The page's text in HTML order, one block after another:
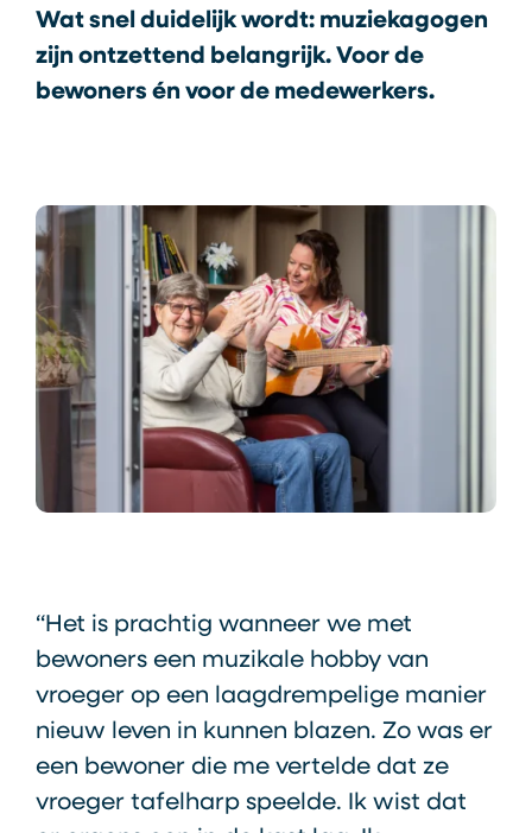
Wat snel duidelijk wordt: muziekagogen
zijn ontzettend belangrijk. Voor de
bewoners én voor de medewerkers.
“Het is prachtig wanneer we met
bewoners een muzikale hobby van
vroeger op een laagdrempelige manier
nieuw leven in kunnen blazen. Zo was er
een bewoner die me vertelde dat ze
vroeger tafelharp speelde. Ik wist dat